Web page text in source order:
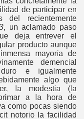
de participar en
del recientemente
, un aclamado paso
deja entrever el
producto aunque
mayoría de
demencial
duro e igualmente
algo que
la modestia (la
a la hora de
como pocas siendo
notorio la facilidad